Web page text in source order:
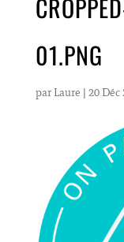
01.PNG
par Laure | 20 Déc